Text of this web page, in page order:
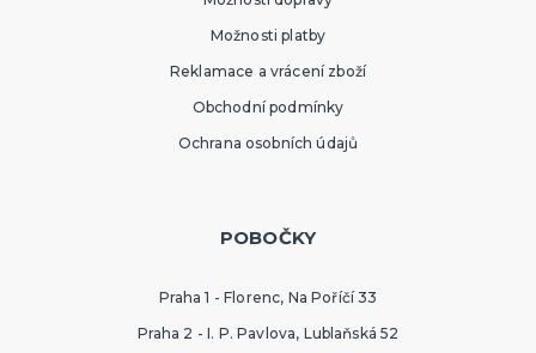
Možnosti platby
Reklamace a vrácení zboží
Obchodní podmínky
Ochrana osobních údajů
POBOČKY
Praha 1 - Florenc, Na Poříčí 33
Praha 2 - I. P. Pavlova, Lublaňská 52